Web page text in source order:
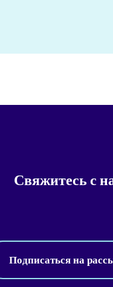
Подписаться на
Свяжитесь с